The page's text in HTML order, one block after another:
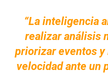
“La inteligencia
realizar análisis
priorizar eventos y
velocidad ante un